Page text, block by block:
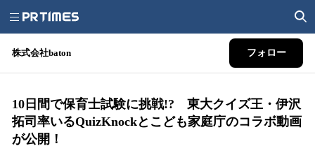
株式会社baton フォロー
10日間で保育士試験に挑戦!? 東大クイズ王・伊沢
拓司率いるQuizKnockとこども家庭庁のコラボ動画
が公開！